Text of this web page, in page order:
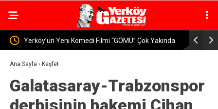
Yakında Yerköy’de Öğretmen ve Velilere Otizm Farkındalık
Eğitimi Verildi
Ana Sayfa › Keşfet
Galatasaray-Trabzonspor
derbisinin hakemi Cihan